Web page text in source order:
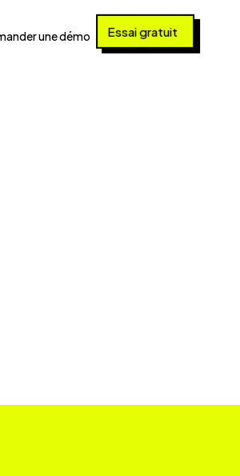
une démo
Essai gratuit